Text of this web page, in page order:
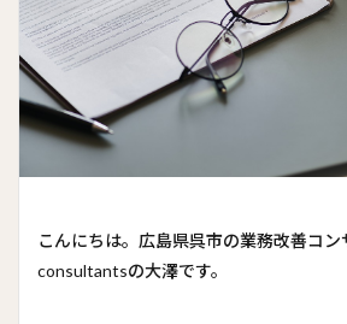
こんにちは。広島県呉市の業務改善コン
consultantsの大澤です。